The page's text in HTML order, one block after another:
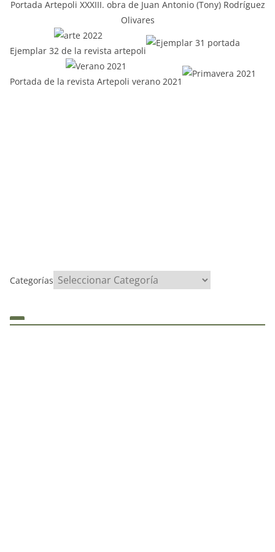
Portada Artepoli XXXIII. obra de Juan Antonio (Tony) Rodríguez
Olivares
Ejemplar 32 de la revista artepoli
Portada de la revista Artepoli verano 2021
Categorías